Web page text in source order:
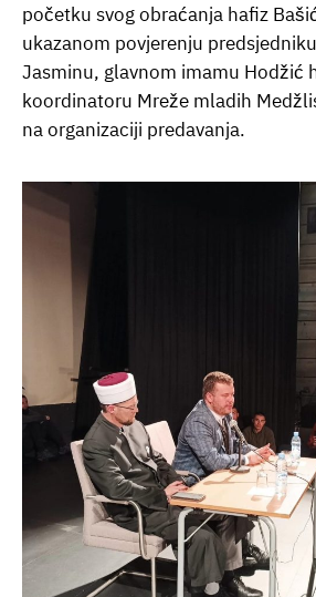
početku svog obraćanja hafiz
ukazanom povjerenju
Jasminu, glavnom imamu Hodžić
koordinatoru Mreže mladih
na organizaciji predavanja.